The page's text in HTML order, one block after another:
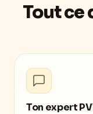
Tout ce
Ton expert